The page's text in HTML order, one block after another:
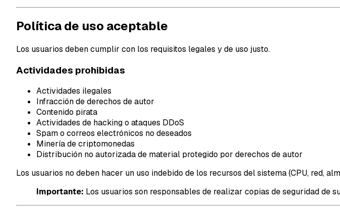
Política de uso aceptable
Los usuarios deben cumplir con los requisitos legales y de uso justo.
Actividades prohibidas
Actividades ilegales
Infracción de derechos de autor
Contenido pirata
Actividades de hacking o ataques DDoS
Spam o correos electrónicos no deseados
Minería de criptomonedas
Distribución no autorizada de material protegido por derechos de autor
Los usuarios no deben hacer un uso indebido de los recursos del sistema (CPU, red,
Importante: Los usuarios son responsables de realizar copias de seguridad de